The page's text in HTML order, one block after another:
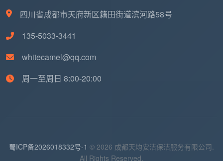
四川省成都市天府新区籍田街道滨河路58号
135-5033-3441
whitecamel@qq.com
周一至周日 8:00-20:00
蜀ICP备2026018332号-1 © 2026 成都天均安洁保洁服务有限公司.
All Rights Reserved.